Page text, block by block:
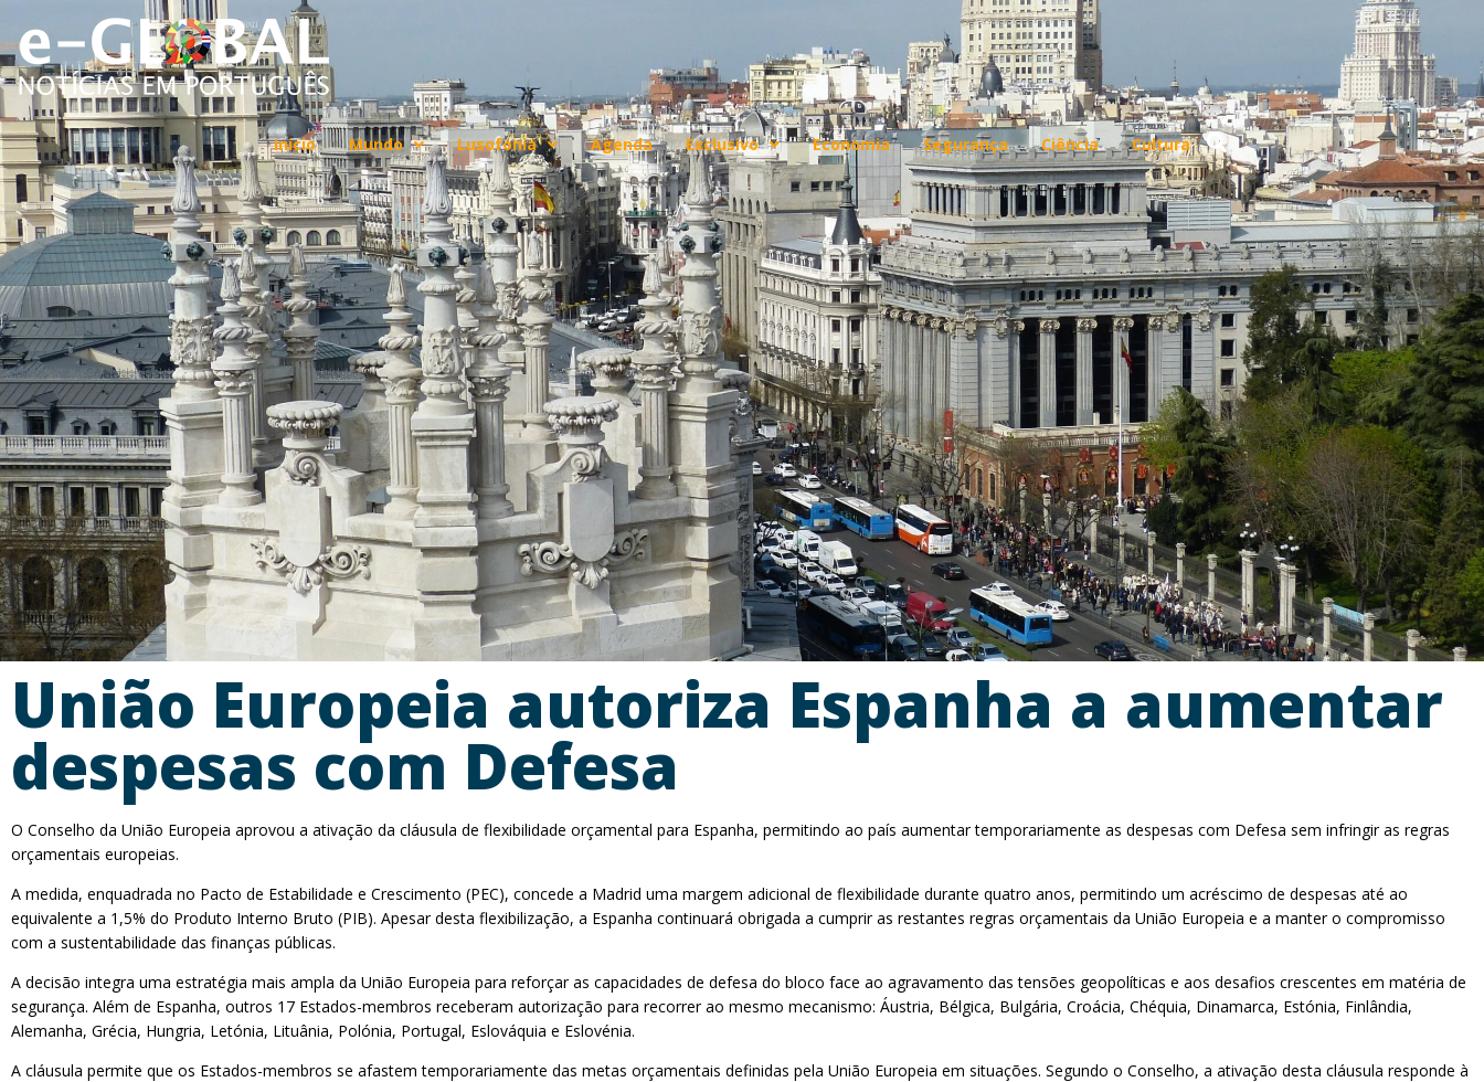
Início Mundo Lusofonia Agenda Exclusivo Economia Segurança Ciência Cultura
União Europeia autoriza Espanha a aumentar
despesas com Defesa
O Conselho da União Europeia aprovou a ativação da cláusula de flexibilidade orçamental para Espanha, permitindo ao país aumentar temporariamente as despesas com Defesa sem infringir as regras
orçamentais europeias.
A medida, enquadrada no Pacto de Estabilidade e Crescimento (PEC), concede a Madrid uma margem adicional de flexibilidade durante quatro anos, permitindo um acréscimo de despesas até ao
equivalente a 1,5% do Produto Interno Bruto (PIB). Apesar desta flexibilização, a Espanha continuará obrigada a cumprir as restantes regras orçamentais da União Europeia e a manter o compromisso
com a sustentabilidade das finanças públicas.
A decisão integra uma estratégia mais ampla da União Europeia para reforçar as capacidades de defesa do bloco face ao agravamento das tensões geopolíticas e aos desafios crescentes em matéria de
segurança. Além de Espanha, outros 17 Estados-membros receberam autorização para recorrer ao mesmo mecanismo: Áustria, Bélgica, Bulgária, Croácia, Chéquia, Dinamarca, Estónia, Finlândia,
Alemanha, Grécia, Hungria, Letónia, Lituânia, Polónia, Portugal, Eslováquia e Eslovénia.
A cláusula permite que os Estados-membros se afastem temporariamente das metas orçamentais definidas pela União Europeia em situações. Segundo o Conselho, a ativação desta cláusula responde à